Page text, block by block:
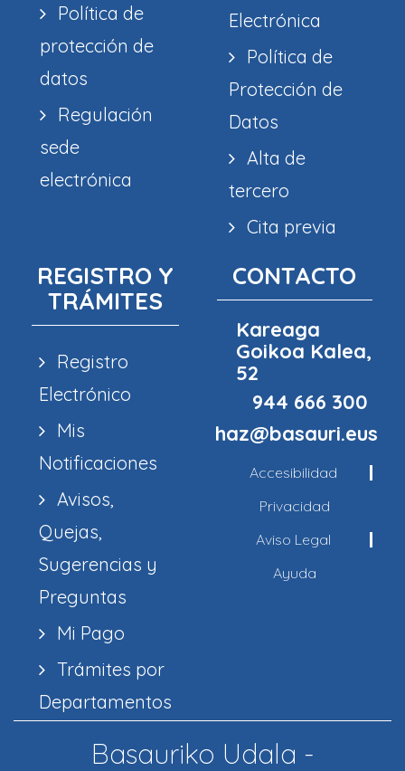
Política de
protección de
datos
Regulación
sede
electrónica
Electrónica
Política de
Protección de
Datos
Alta de
tercero
Cita previa
REGISTRO Y
TRÁMITES
Registro
Electrónico
Mis
Notificaciones
Avisos,
Quejas,
Sugerencias y
Preguntas
Mi Pago
Trámites por
Departamentos
CONTACTO
Kareaga
Goikoa Kalea,
52
944 666 300
haz@basauri.eus
Accesibilidad
Privacidad
Aviso Legal
Ayuda
Basauriko Udala -